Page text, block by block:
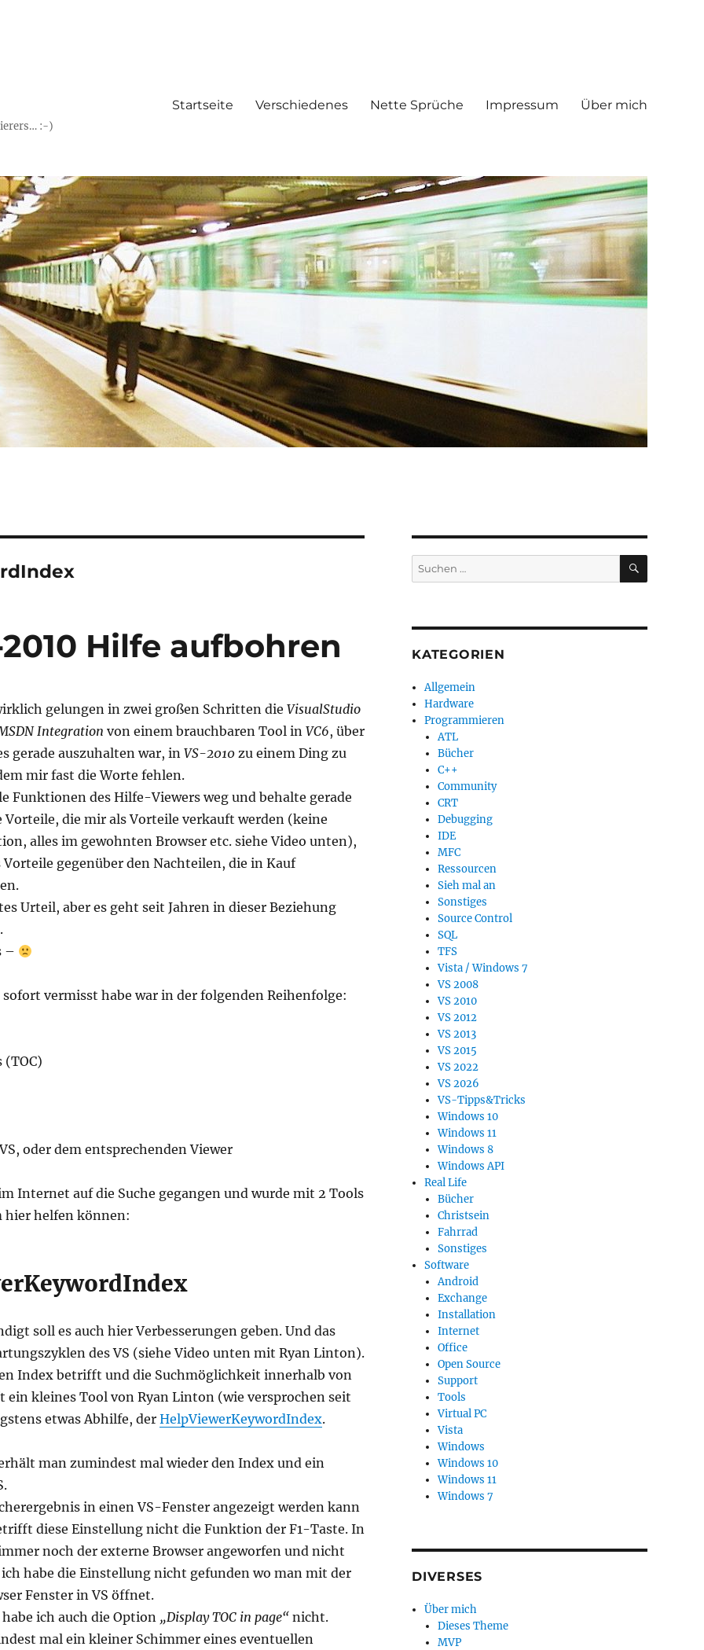
:-)
Startseite Verschiedenes Nette Sprüche Impressum Über mich
Hilfe aufbohren
gelungen in zwei großen Schritten die VisualStudio
Integration von einem brauchbaren Tool in VC6, über
gerade auszuhalten war, in VS-2010 zu einem Ding zu
mir fast die Worte fehlen.
Funktionen des Hilfe-Viewers weg und behalte gerade
Vorteile, die mir als Vorteile verkauft werden (keine
alles im gewohnten Browser etc. siehe Video unten),
gegenüber den Nachteilen, die in Kauf
Urteil, aber es geht seit Jahren in dieser Beziehung
–
sofort vermisst habe war in der folgenden Reihenfolge:
oder dem entsprechenden Viewer
Internet auf die Suche gegangen und wurde mit 2 Tools
hier helfen können:
soll es auch hier Verbesserungen geben. Und das
des VS (siehe Video unten mit Ryan Linton).
Index betrifft und die Suchmöglichkeit innerhalb von
ein kleines Tool von Ryan Linton (wie versprochen seit
etwas Abhilfe, derHelpViewerKeywordIndex.
man zumindest mal wieder den Index und ein
in einen VS-Fenster angezeigt werden kann
diese Einstellung nicht die Funktion der F1-Taste. In
noch der externe Browser angeworfen und nicht
habe die Einstellung nicht gefunden wo man mit der
Fenster in VS öffnet.
ich auch die Option „Display TOC in page“ nicht.
mal ein kleiner Schimmer eines eventuellen
Suchen
nach:
SUCHEN
KATEGORIEN
Allgemein
Hardware
Programmieren
ATL
Bücher
C++
Community
CRT
Debugging
IDE
MFC
Ressourcen
Sieh mal an
Sonstiges
Source Control
SQL
TFS
Vista / Windows 7
VS 2008
VS 2010
VS 2012
VS 2013
VS 2015
VS 2022
VS 2026
VS-Tipps&Tricks
Windows 10
Windows 11
Windows 8
Windows API
Real Life
Bücher
Christsein
Fahrrad
Sonstiges
Software
Android
Exchange
Installation
Internet
Office
Open Source
Support
Tools
Virtual PC
Vista
Windows
Windows 10
Windows 11
Windows 7
DIVERSES
Über mich
Dieses Theme
MVP